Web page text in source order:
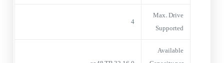
Max. Drive
Supported
4
Available